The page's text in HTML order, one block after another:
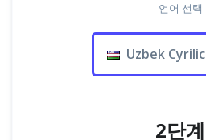
언어 선택
Uzbek Cyrilic
2단계